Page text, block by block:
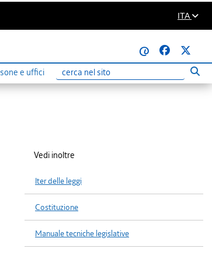
ITA
@
e uffici
Ricerca
Vedi inoltre
Iter delle leggi
Costituzione
Manuale tecniche legislative